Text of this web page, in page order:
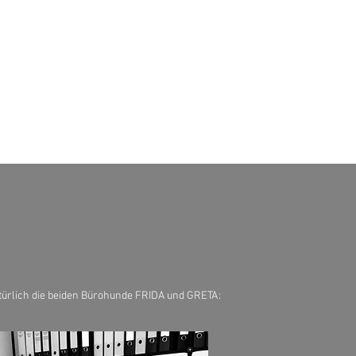
die beiden Bürohunde FRIDA und GRETA: